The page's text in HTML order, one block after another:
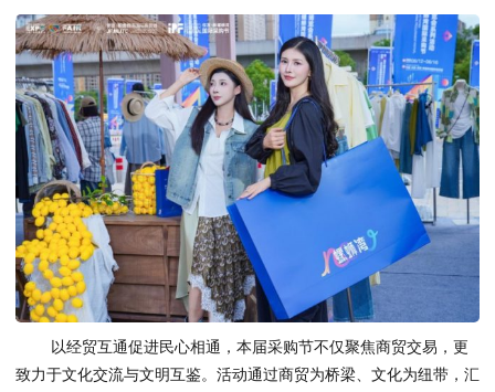
以经贸互通促进民心相通，本届采购节不仅聚焦商贸交易，更
致力于文化交流与文明互鉴。活动通过商贸为桥梁、文化为纽带，汇